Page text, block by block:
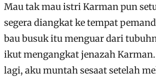
Mau tak mau istri Karman pun
segera diangkat ke tempat
bau busuk itu menguar dari
ikut mengangkat jenazah
lagi, aku muntah sesaat setelah